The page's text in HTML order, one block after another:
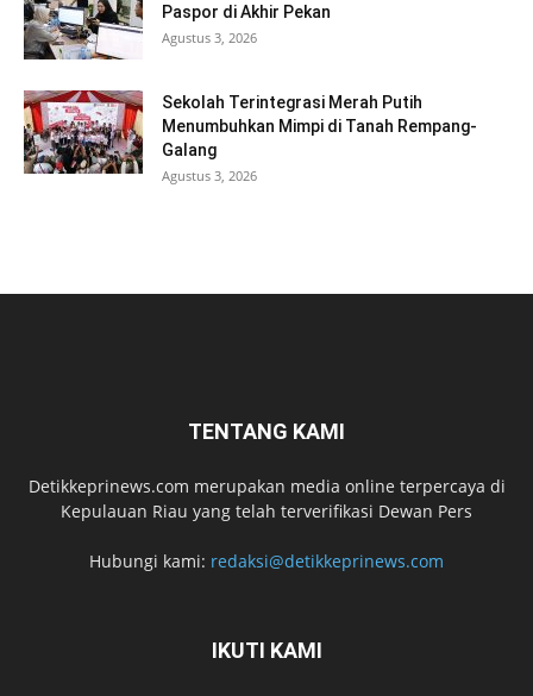
Paspor di Akhir Pekan
Agustus 3, 2026
Sekolah Terintegrasi Merah Putih
Menumbuhkan Mimpi di Tanah Rempang-
Galang
Agustus 3, 2026
TENTANG KAMI
Detikkeprinews.com merupakan media online terpercaya di
Kepulauan Riau yang telah terverifikasi Dewan Pers
Hubungi kami: redaksi@detikkeprinews.com
IKUTI KAMI